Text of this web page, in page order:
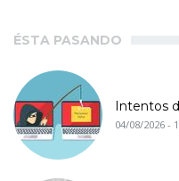
ÉSTA PASANDO
Intentos
04/08/2026 -